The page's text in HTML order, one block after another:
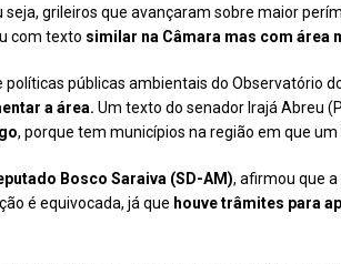
seja, grileiros que avançaram sobre maior
com texto similar na Câmara mas com área
políticas públicas ambientais do Observatório
a área. Um texto do senador Irajá Abreu
, porque tem municípios na região em que
Bosco Saraiva (SD-AM), afirmou que
é equivocada, já que houve trâmites para